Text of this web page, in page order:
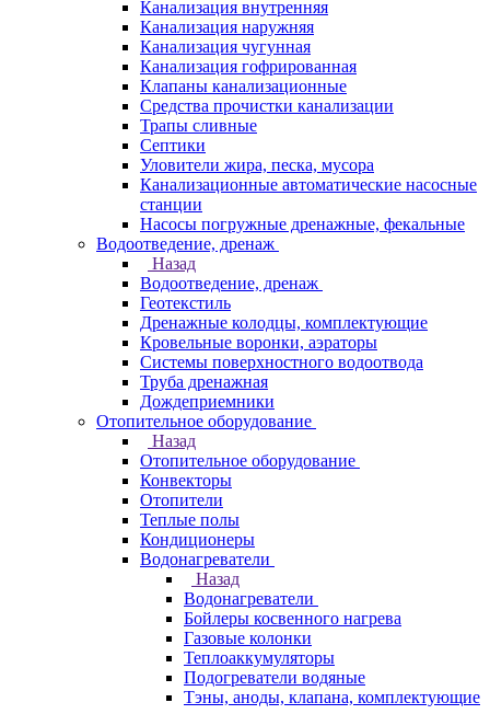
Канализация внутренняя
Канализация наружняя
Канализация чугунная
Канализация гофрированная
Клапаны канализационные
Средства прочистки канализации
Трапы сливные
Септики
Уловители жира, песка, мусора
Канализационные автоматические насосные
станции
Насосы погружные дренажные, фекальные
Водоотведение, дренаж
Назад
Водоотведение, дренаж
Геотекстиль
Дренажные колодцы, комплектующие
Кровельные воронки, аэраторы
Системы поверхностного водоотвода
Труба дренажная
Дождеприемники
Отопительное оборудование
Назад
Отопительное оборудование
Конвекторы
Отопители
Теплые полы
Кондиционеры
Водонагреватели
Назад
Водонагреватели
Бойлеры косвенного нагрева
Газовые колонки
Теплоаккумуляторы
Подогреватели водяные
Тэны, аноды, клапана, комплектующие